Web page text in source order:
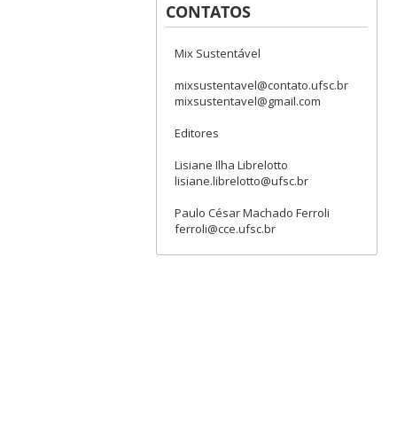
CONTATOS
Mix Sustentável
mixsustentavel@contato.ufsc.br
mixsustentavel@gmail.com
Editores
Lisiane Ilha Librelotto
lisiane.librelotto@ufsc.br
Paulo César Machado Ferroli
ferroli@cce.ufsc.br